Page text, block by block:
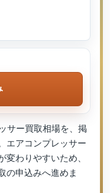
サー買取相場を、掲
エアコンプレッサー
変わりやすいため、
の申込みへ進めま